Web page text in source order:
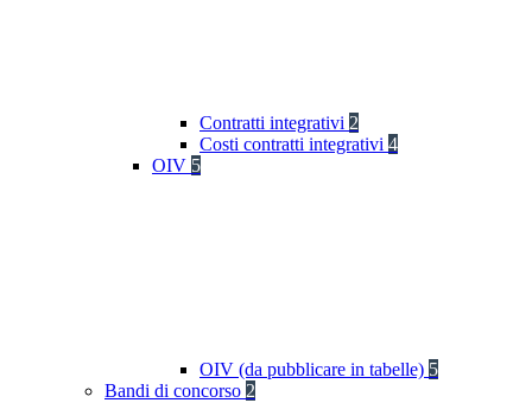
Contratti integrativi 2
Costi contratti integrativi 4
OIV 5
OIV (da pubblicare in tabelle) 5
Bandi di concorso 2